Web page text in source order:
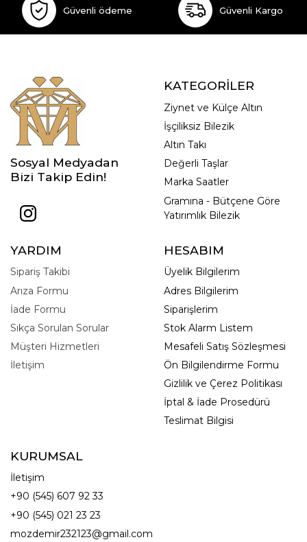
Güvenli ödeme Güvenli Kargo
Sosyal Medyadan
Bizi Takip Edin!
KATEGORİLER
Ziynet ve Külçe Altın
İşçiliksiz Bilezik
Altın Takı
Değerli Taşlar
Marka Saatler
Gramına - Bütçene Göre
Yatırımlık Bilezik
YARDIM
Sipariş Takibi
Arıza Formu
İade Formu
Sıkça Sorulan Sorular
Müşteri Hizmetleri
İletişim
HESABIM
Üyelik Bilgilerim
Adres Bilgilerim
Siparişlerim
Stok Alarm Listem
Mesafeli Satış Sözleşmesi
Ön Bilgilendirme Formu
Gizlilik ve Çerez Politikası
İptal & İade Prosedürü
Teslimat Bilgisi
KURUMSAL
İletişim
+90 (545) 607 92 33
+90 (545) 021 23 23
mozdemir232123@gmail.com